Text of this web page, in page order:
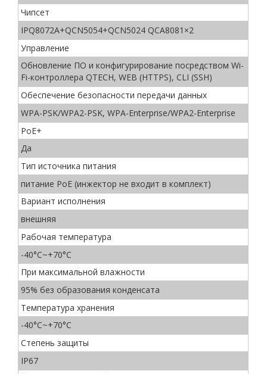
Чипсет
IPQ8072A+QCN5054+QCN5024 QCA8081×2
Управление
Обновление ПО и конфигурирование посредством Wi-
Fi-контроллера QTECH, WEB (HTTPS), CLI (SSH)
Обеспечение безопасности передачи данных
WPA-PSK/WPA2-PSK, WPA-Enterprise/WPA2-Enterprise
PoE+
Да
Тип источника питания
питание PoE (инжектор не входит в комплект)
Вариант исполнения
внешняя
Рабочая температура
-40°C~+70°C
При максимальной влажности
95% без образования конденсата
Температура хранения
-40°C~+70°C
Степень защиты
IP67